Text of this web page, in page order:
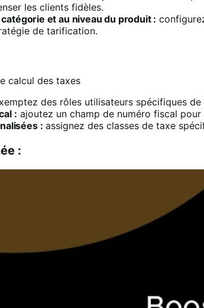
les clients fidèles.
et au niveau du produit :
de tarification.
des rôles utilisateurs spécifiques
: ajoutez un champ de numéro fiscal
: assignez des classes de taxe
: